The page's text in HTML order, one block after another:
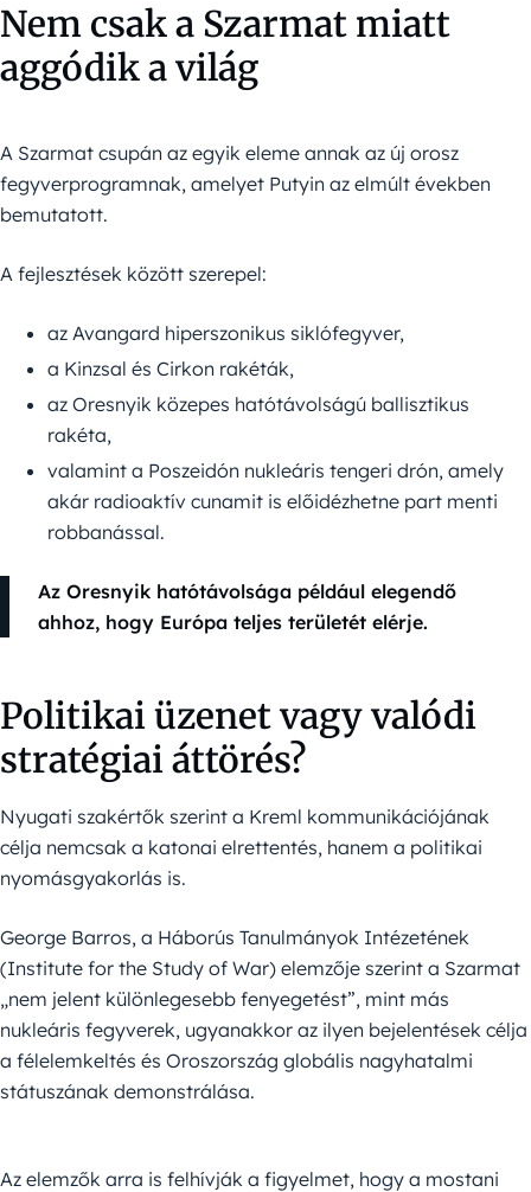
Nem csak a Szarmat miatt
aggódik a világ
A Szarmat csupán az egyik eleme annak az új orosz
fegyverprogramnak, amelyet Putyin az elmúlt években
bemutatott.
A fejlesztések között szerepel:
az Avangard hiperszonikus siklófegyver,
a Kinzsal és Cirkon rakéták,
az Oresnyik közepes hatótávolságú ballisztikus
rakéta,
valamint a Poszeidón nukleáris tengeri drón, amely
akár radioaktív cunamit is előidézhetne part menti
robbanással.
Az Oresnyik hatótávolsága például elegendő
ahhoz, hogy Európa teljes területét elérje.
Politikai üzenet vagy valódi
stratégiai áttörés?
Nyugati szakértők szerint a Kreml kommunikációjának
célja nemcsak a katonai elrettentés, hanem a politikai
nyomásgyakorlás is.
George Barros, a Háborús Tanulmányok Intézetének
(Institute for the Study of War) elemzője szerint a Szarmat
„nem jelent különlegesebb fenyegetést”, mint más
nukleáris fegyverek, ugyanakkor az ilyen bejelentések célja
a félelemkeltés és Oroszország globális nagyhatalmi
státuszának demonstrálása.
Az elemzők arra is felhívják a figyelmet, hogy a mostani